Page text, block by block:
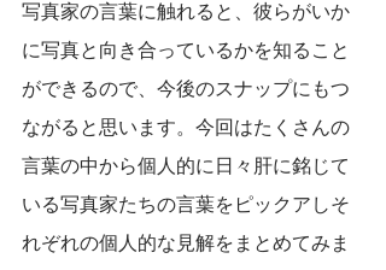
写真家の言葉に触れると、彼らがいか
に写真と向き合っているかを知ること
ができるので、今後のスナップにもつ
ながると思います。今回はたくさんの
言葉の中から個人的に日々肝に銘じて
いる写真家たちの言葉をピックアしそ
れぞれの個人的な見解をまとめてみま